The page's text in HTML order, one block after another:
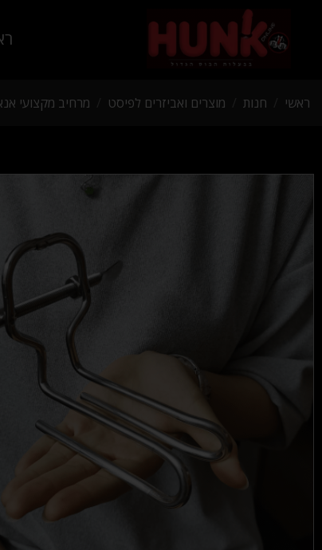
ראשי חנות מוצרים ואביזרים לפיסט מרחיב מקצועי